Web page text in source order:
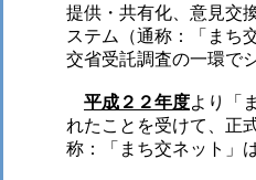
提供・共有化、意見交
ステム（通称：「まち
交省受託調査の一環で
平成２２年度より「
れたことを受けて、正
称：「まち交ネット」